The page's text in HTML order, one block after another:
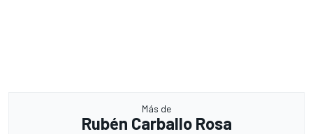
Más de
Rubén Carballo Rosa